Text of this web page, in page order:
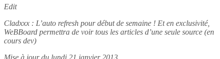
Edit
Cladxxx : L’auto refresh pour début de semaine ! Et en exclusivité,
WeBBoard permettra de voir tous les articles d’une seule source (en
cours dev)
Mise à jour du lundi 21 janvier 2013